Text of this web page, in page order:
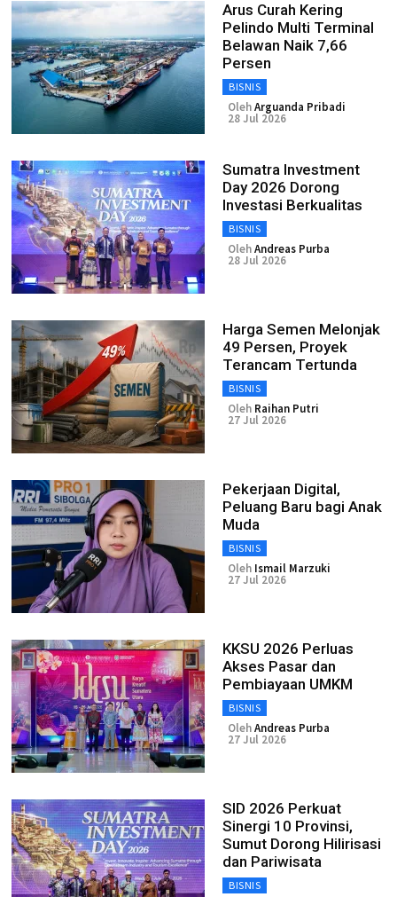
Arus Curah Kering
Pelindo Multi Terminal
Belawan Naik 7,66
Persen
BISNIS
OlehArguanda Pribadi
28 Jul 2026
Sumatra Investment
Day 2026 Dorong
Investasi Berkualitas
BISNIS
OlehAndreas Purba
28 Jul 2026
Harga Semen Melonjak
49 Persen, Proyek
Terancam Tertunda
BISNIS
Oleh Raihan Putri
27 Jul 2026
Pekerjaan Digital,
Peluang Baru bagi Anak
Muda
BISNIS
Oleh Ismail Marzuki
27 Jul 2026
KKSU 2026 Perluas
Akses Pasar dan
Pembiayaan UMKM
BISNIS
OlehAndreas Purba
27 Jul 2026
SID 2026 Perkuat
Sinergi 10 Provinsi,
Sumut Dorong Hilirisasi
dan Pariwisata
BISNIS